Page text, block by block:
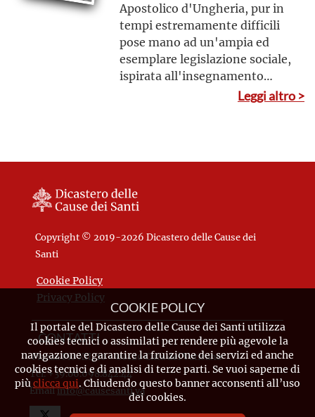
Apostolico d'Ungheria, pur in
tempi estremamente difficili
pose mano ad un'ampia ed
esemplare legislazione sociale,
ispirata all'insegnamento
Leggi altro >
Copyright © 2019-2026 Dicastero delle Cause dei
Santi
Cookie Policy
Privacy Policy
CONTATTI
Piazza Pio XII, 10 - 00120 Città del Vaticano
Tel. +39.06.698.842.44
Emailinfo@causesanti.va
COOKIE POLICY
Il portale del Dicastero delle Cause dei Santi utilizza
cookies tecnici o assimilati per rendere più agevole la
navigazione e garantire la fruizione dei servizi ed anche
cookies tecnici e di analisi di terze parti. Se vuoi saperne di
piùclicca qui. Chiudendo questo banner acconsenti all’uso
dei cookies.